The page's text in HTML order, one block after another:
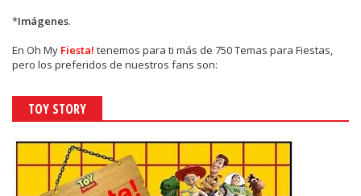
*Imágenes.
En Oh My Fiesta! tenemos para ti más de 750 Temas para Fiestas,
pero los preferidos de nuestros fans son:
TOY STORY